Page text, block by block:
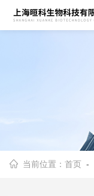
当前位置：首页 -